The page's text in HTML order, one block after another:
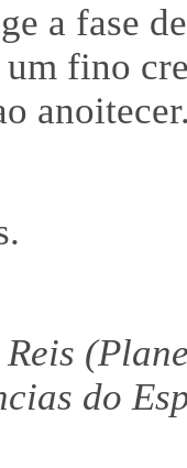
a fase
fino
do